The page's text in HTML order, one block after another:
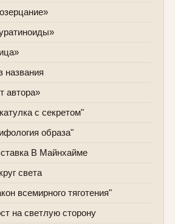
названия
автора»
с секретом"
образа"
В Майнхайме
света
всемирного тяготения"
на светлую сторону